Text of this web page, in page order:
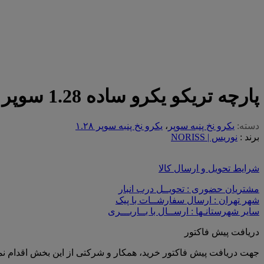
پارچه تریکو یکرو ساده 1.28 سوپر گردباف نوریس | بنتون 95
دسته: یکرو نخ پنبه سوپر ، یکرو نخ پنبه سوپر ۱.۲۸
برند : نوریس | NORISS
شرایط تحویل و ارسال کالا
مشتریان حضوری : تحویــل درب انبار
شهر تهران : ارسال سفارشــات با پیک
سایر شهرستانـها : ارســال با بــاربـــری
دریافت پیش فاکتور
جهت دریافت پیش فاکتور خرید، همکار و شرکتی از این بخش اقدام